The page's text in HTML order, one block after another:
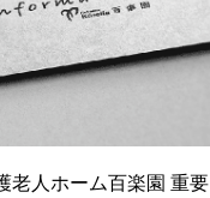
老人ホーム百楽園 重要